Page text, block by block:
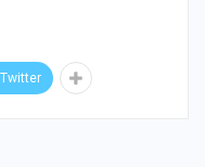
Twitter